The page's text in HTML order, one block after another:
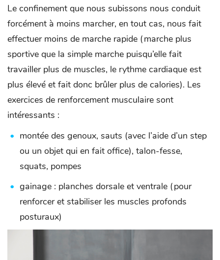
Le confinement que nous subissons nous conduit
forcément à moins marcher, en tout cas, nous fait
effectuer moins de marche rapide (marche plus
sportive que la simple marche puisqu’elle fait
travailler plus de muscles, le rythme cardiaque est
plus élevé et fait donc brûler plus de calories). Les
exercices de renforcement musculaire sont
intéressants :
montée des genoux, sauts (avec l’aide d’un step
ou un objet qui en fait office), talon-fesse,
squats, pompes
gainage : planches dorsale et ventrale (pour
renforcer et stabiliser les muscles profonds
posturaux)